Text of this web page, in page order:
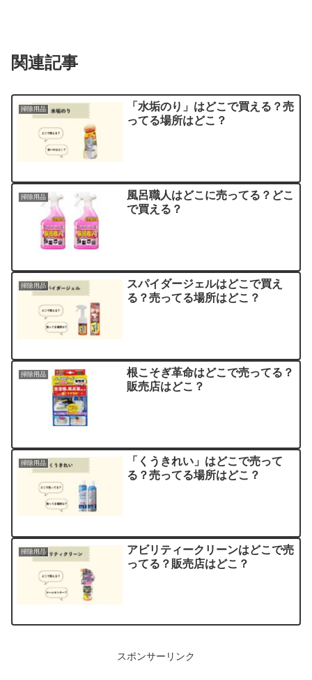
関連記事
掃除用品
「水垢のり」はどこで買える？売
ってる場所はどこ？
掃除用品
風呂職人はどこに売ってる？どこ
で買える？
掃除用品
スパイダージェルはどこで買え
る？売ってる場所はどこ？
掃除用品
根こそぎ革命はどこで売ってる？
販売店はどこ？
掃除用品
「くうきれい」はどこで売って
る？売ってる場所はどこ？
掃除用品
アビリティークリーンはどこで売
ってる？販売店はどこ？
スポンサーリンク